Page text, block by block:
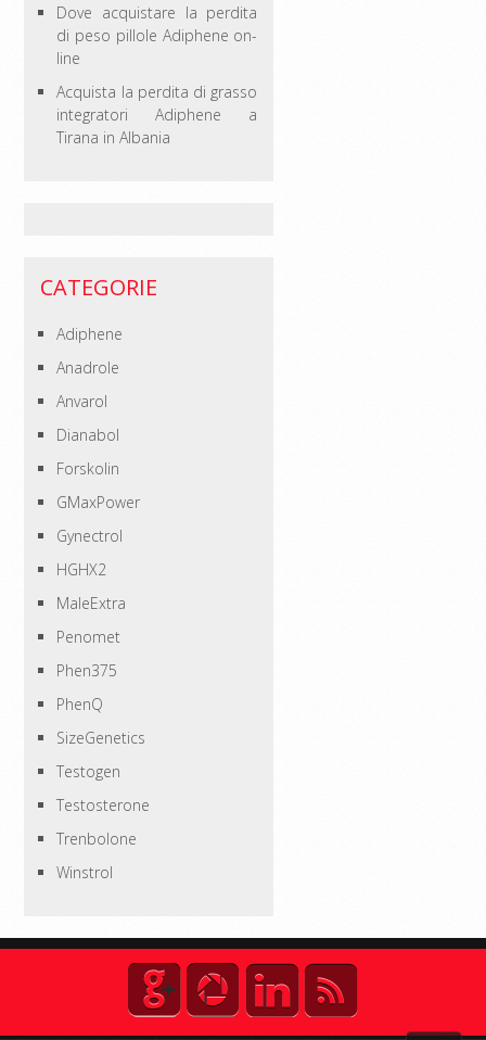
Dove acquistare la perdita
di peso pillole Adiphene on-
line
Acquista la perdita di grasso
integratori Adiphene a
Tirana in Albania
CATEGORIE
Adiphene
Anadrole
Anvarol
Dianabol
Forskolin
GMaxPower
Gynectrol
HGHX2
MaleExtra
Penomet
Phen375
PhenQ
SizeGenetics
Testogen
Testosterone
Trenbolone
Winstrol